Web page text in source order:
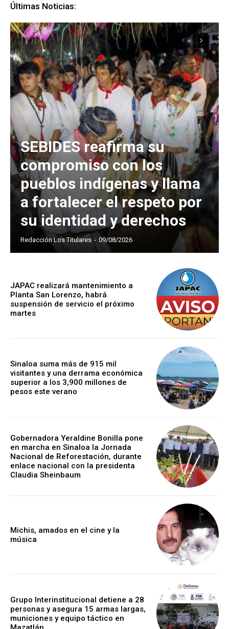
Últimas Noticias:
SEBIDES reafirma su
compromiso con los
pueblos indígenas y llama
a fortalecer el respeto por
su identidad y derechos
Redacción Los Titulares - 09/08/2026
JAPAC realizará mantenimiento a
Planta San Lorenzo, habrá
suspensión de servicio el próximo
martes
Sinaloa suma más de 915 mil
visitantes y una derrama económica
superior a los 3,900 millones de
pesos este verano
Gobernadora Yeraldine Bonilla pone
en marcha en Sinaloa la Jornada
Nacional de Reforestación, durante
enlace nacional con la presidenta
Claudia Sheinbaum
Michis, amados en el cine y la
música
Grupo Interinstitucional detiene a 28
personas y asegura 15 armas largas,
municiones y equipo táctico en